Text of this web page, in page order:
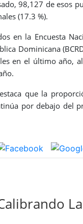
98,127 de esos
(17.3 %).
en la Encuesta
Dominicana
en el último año,
que la
por debajo del